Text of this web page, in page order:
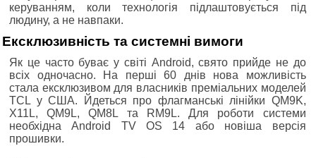
керуванням, коли технологія підлаштовується під
людину, а не навпаки.
Ексклюзивність та системні вимоги
Як це часто буває у світі Android, свято прийде не до
всіх одночасно. На перші 60 днів нова можливість
стала ексклюзивом для власників преміальних моделей
TCL у США. Йдеться про флагманські лінійки QM9K,
X11L, QM9L, QM8L та RM9L. Для роботи системи
необхідна Android TV OS 14 або новіша версія
прошивки.